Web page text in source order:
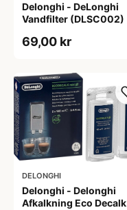
Delonghi - DeLonghi
Vandfilter (DLSC002)
69,00 kr
DELONGHI
Delonghi - Delonghi
Afkalkning Eco Decalk